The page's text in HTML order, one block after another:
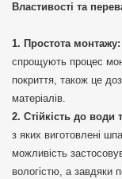
Властивості та
Простота монтажу:
спрощують процес
покриття, також це
матеріалів.
Стійкість до води
з яких виготовлені
можливість
вологістю, а завдяки